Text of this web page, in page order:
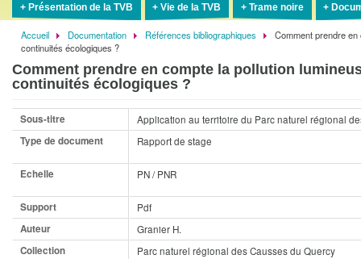
Présentation de la TVB Vie de la TVB Trame noire
Fil
d'Ariane
Accueil Documentation Références bibliographiques
Comment prendre
continuités écologiques ?
Comment prendre en compte la pollution
continuités écologiques ?
Sous-titre
Application au territoire du Parc naturel régional
Type de document
Rapport de stage
Echelle PN / PNR
Support
Pdf
Auteur
Granier H.
Collection
Parc naturel régional des Causses du Quercy